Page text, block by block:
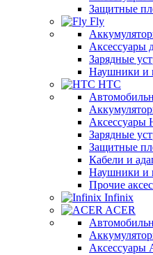
Защитные
Fly
Аксессуары
Зарядные
Наушники и
HTC
Аксессуары
Зарядные
Защитные
Кабели и
Наушники и
Прочие
Infinix
ACER
Аксессуары